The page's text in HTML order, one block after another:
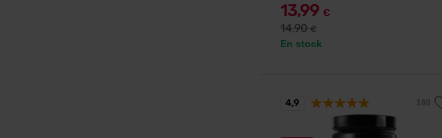
13,99 €
14,90€
En stock
4,9